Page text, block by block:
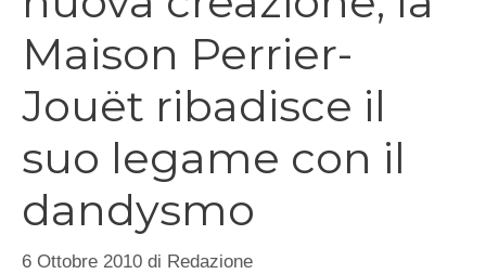
Maison Perrier-
Jouët ribadisce il
suo legame con il
dandysmo
6 Ottobre 2010 di Redazione